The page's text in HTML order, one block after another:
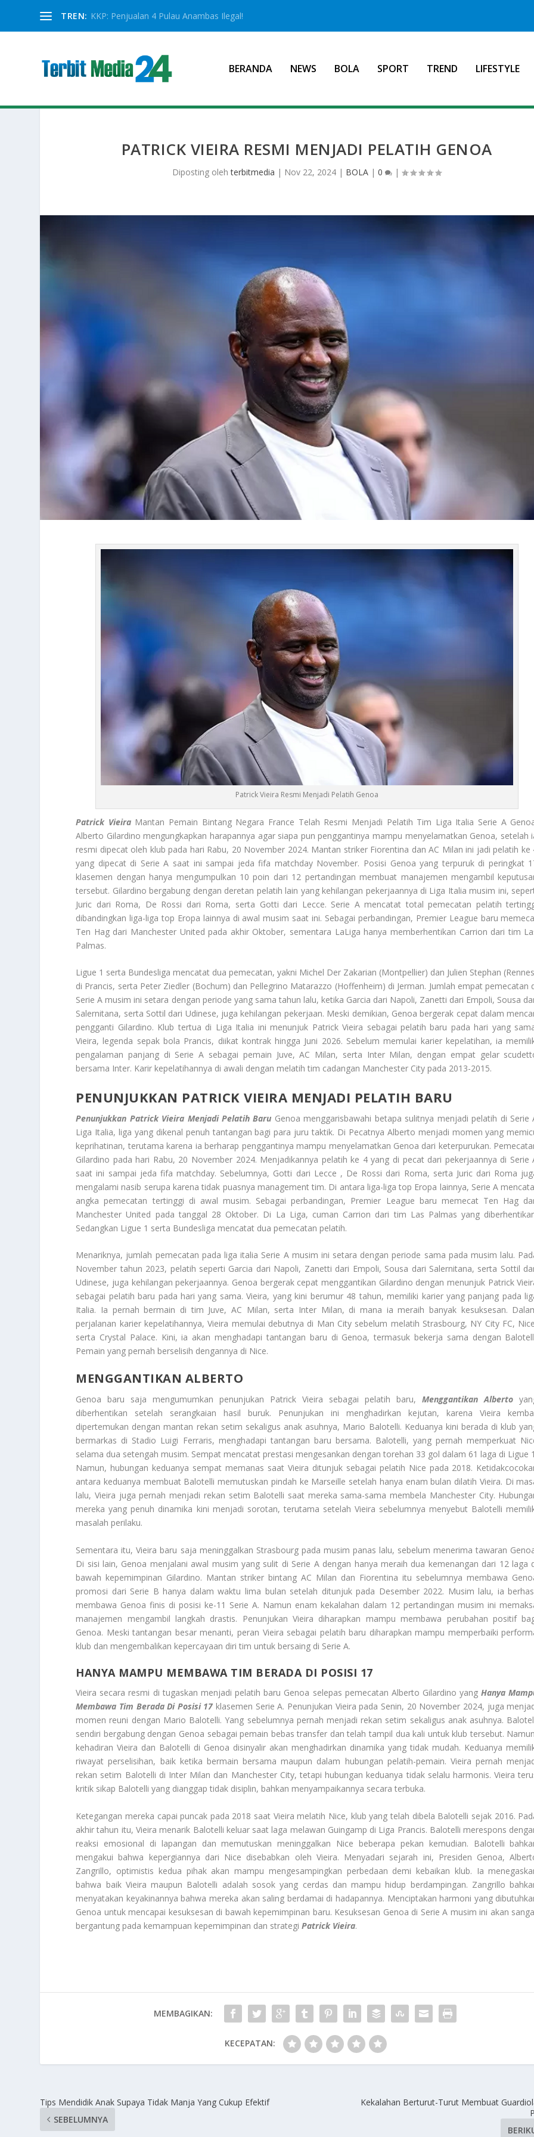
TREN: KKP: Penjualan 4 Pulau Anambas Ilegal!
BERANDA NEWS BOLA SPORT TREND LIFESTYLE
PATRICK VIEIRA RESMI MENJADI PELATIH GENOA
Diposting olehterbitmedia | Nov 22, 2024 | BOLA |0 |
Patrick Vieira Resmi Menjadi Pelatih Genoa
Patrick Vieira Mantan Pemain Bintang Negara France Telah Resmi Menjadi Pelatih Tim Liga Italia Serie A
Alberto Gilardino mengungkapkan harapannya agar siapa pun penggantinya mampu menyelamatkan Genoa, setelah
resmi dipecat oleh klub pada hari Rabu, 20 November 2024. Mantan striker Fiorentina dan AC Milan ini jadi pelatih ke
yang dipecat di Serie A saat ini sampai jeda fifa matchday November. Posisi Genoa yang terpuruk di peringkat
klasemen dengan hanya mengumpulkan 10 poin dari 12 pertandingan membuat manajemen mengambil
tersebut. Gilardino bergabung dengan deretan pelatih lain yang kehilangan pekerjaannya di Liga Italia musim ini,
Juric dari Roma, De Rossi dari Roma, serta Gotti dari Lecce. Serie A mencatat total pemecatan pelatih
dibandingkan liga-liga top Eropa lainnya di awal musim saat ini. Sebagai perbandingan, Premier League baru
Ten Hag dari Manchester United pada akhir Oktober, sementara LaLiga hanya memberhentikan Carrion dari tim
Palmas.
Ligue 1 serta Bundesliga mencatat dua pemecatan, yakni Michel Der Zakarian (Montpellier) dan Julien Stephan
di Prancis, serta Peter Ziedler (Bochum) dan Pellegrino Matarazzo (Hoffenheim) di Jerman. Jumlah empat pemecatan
Serie A musim ini setara dengan periode yang sama tahun lalu, ketika Garcia dari Napoli, Zanetti dari Empoli, Sousa
Salernitana, serta Sottil dari Udinese, juga kehilangan pekerjaan. Meski demikian, Genoa bergerak cepat dalam
pengganti Gilardino. Klub tertua di Liga Italia ini menunjuk Patrick Vieira sebagai pelatih baru pada hari yang
Vieira, legenda sepak bola Prancis, diikat kontrak hingga Juni 2026. Sebelum memulai karier kepelatihan, ia
pengalaman panjang di Serie A sebagai pemain Juve, AC Milan, serta Inter Milan, dengan empat gelar
bersama Inter. Karir kepelatihannya di awali dengan melatih tim cadangan Manchester City pada 2013-2015.
PENUNJUKKAN PATRICK VIEIRA MENJADI PELATIH BARU
Penunjukkan Patrick Vieira Menjadi Pelatih Baru Genoa menggarisbawahi betapa sulitnya menjadi pelatih di Serie
Liga Italia, liga yang dikenal penuh tantangan bagi para juru taktik. Di Pecatnya Alberto menjadi momen yang
keprihatinan, terutama karena ia berharap penggantinya mampu menyelamatkan Genoa dari keterpurukan.
Gilardino pada hari Rabu, 20 November 2024. Menjadikannya pelatih ke 4 yang di pecat dari pekerjaannya di Serie
saat ini sampai jeda fifa matchday. Sebelumnya, Gotti dari Lecce , De Rossi dari Roma, serta Juric dari Roma
mengalami nasib serupa karena tidak puasnya management tim. Di antara liga-liga top Eropa lainnya, Serie A
angka pemecatan tertinggi di awal musim. Sebagai perbandingan, Premier League baru memecat Ten Hag
Manchester United pada tanggal 28 Oktober. Di La Liga, cuman Carrion dari tim Las Palmas yang
Sedangkan Ligue 1 serta Bundesliga mencatat dua pemecatan pelatih.
Menariknya, jumlah pemecatan pada liga italia Serie A musim ini setara dengan periode sama pada musim lalu.
November tahun 2023, pelatih seperti Garcia dari Napoli, Zanetti dari Empoli, Sousa dari Salernitana, serta Sottil
Udinese, juga kehilangan pekerjaannya. Genoa bergerak cepat menggantikan Gilardino dengan menunjuk Patrick
sebagai pelatih baru pada hari yang sama. Vieira, yang kini berumur 48 tahun, memiliki karier yang panjang pada
Italia. Ia pernah bermain di tim Juve, AC Milan, serta Inter Milan, di mana ia meraih banyak kesuksesan.
perjalanan karier kepelatihannya, Vieira memulai debutnya di Man City sebelum melatih Strasbourg, NY City FC,
serta Crystal Palace. Kini, ia akan menghadapi tantangan baru di Genoa, termasuk bekerja sama dengan
Pemain yang pernah berselisih dengannya di Nice.
MENGGANTIKAN ALBERTO
Genoa baru saja mengumumkan penunjukan Patrick Vieira sebagai pelatih baru,Menggantikan Alberto
diberhentikan setelah serangkaian hasil buruk. Penunjukan ini menghadirkan kejutan, karena Vieira
dipertemukan dengan mantan rekan setim sekaligus anak asuhnya, Mario Balotelli. Keduanya kini berada di klub
bermarkas di Stadio Luigi Ferraris, menghadapi tantangan baru bersama. Balotelli, yang pernah memperkuat
selama dua setengah musim. Sempat mencatat prestasi mengesankan dengan torehan 33 gol dalam 61 laga di Ligue
Namun, hubungan keduanya sempat memanas saat Vieira ditunjuk sebagai pelatih Nice pada 2018.
antara keduanya membuat Balotelli memutuskan pindah ke Marseille setelah hanya enam bulan dilatih Vieira. Di
lalu, Vieira juga pernah menjadi rekan setim Balotelli saat mereka sama-sama membela Manchester City.
mereka yang penuh dinamika kini menjadi sorotan, terutama setelah Vieira sebelumnya menyebut Balotelli
masalah perilaku.
Sementara itu, Vieira baru saja meninggalkan Strasbourg pada musim panas lalu, sebelum menerima tawaran
Di sisi lain, Genoa menjalani awal musim yang sulit di Serie A dengan hanya meraih dua kemenangan dari 12 laga
bawah kepemimpinan Gilardino. Mantan striker bintang AC Milan dan Fiorentina itu sebelumnya membawa
promosi dari Serie B hanya dalam waktu lima bulan setelah ditunjuk pada Desember 2022. Musim lalu, ia
membawa Genoa finis di posisi ke-11 Serie A. Namun enam kekalahan dalam 12 pertandingan musim ini
manajemen mengambil langkah drastis. Penunjukan Vieira diharapkan mampu membawa perubahan positif
Genoa. Meski tantangan besar menanti, peran Vieira sebagai pelatih baru diharapkan mampu memperbaiki
klub dan mengembalikan kepercayaan diri tim untuk bersaing di Serie A.
HANYA MAMPU MEMBAWA TIM BERADA DI POSISI 17
Vieira secara resmi di tugaskan menjadi pelatih baru Genoa selepas pemecatan Alberto Gilardino yangHanya
Membawa Tim Berada Di Posisi 17klasemen Serie A. Penunjukan Vieira pada Senin, 20 November 2024, juga
momen reuni dengan Mario Balotelli. Yang sebelumnya pernah menjadi rekan setim sekaligus anak asuhnya.
sendiri bergabung dengan Genoa sebagai pemain bebas transfer dan telah tampil dua kali untuk klub tersebut.
kehadiran Vieira dan Balotelli di Genoa disinyalir akan menghadirkan dinamika yang tidak mudah. Keduanya
riwayat perselisihan, baik ketika bermain bersama maupun dalam hubungan pelatih-pemain. Vieira pernah
rekan setim Balotelli di Inter Milan dan Manchester City, tetapi hubungan keduanya tidak selalu harmonis. Vieira
kritik sikap Balotelli yang dianggap tidak disiplin, bahkan menyampaikannya secara terbuka.
Ketegangan mereka capai puncak pada 2018 saat Vieira melatih Nice, klub yang telah dibela Balotelli sejak 2016.
akhir tahun itu, Vieira menarik Balotelli keluar saat laga melawan Guingamp di Liga Prancis. Balotelli merespons
reaksi emosional di lapangan dan memutuskan meninggalkan Nice beberapa pekan kemudian. Balotelli
mengakui bahwa kepergiannya dari Nice disebabkan oleh Vieira. Menyadari sejarah ini, Presiden Genoa,
Zangrillo, optimistis kedua pihak akan mampu mengesampingkan perbedaan demi kebaikan klub. Ia
bahwa baik Vieira maupun Balotelli adalah sosok yang cerdas dan mampu hidup berdampingan. Zangrillo
menyatakan keyakinannya bahwa mereka akan saling berdamai di hadapannya. Menciptakan harmoni yang
Genoa untuk mencapai kesuksesan di bawah kepemimpinan baru. Kesuksesan Genoa di Serie A musim ini akan
bergantung pada kemampuan kepemimpinan dan strategiPatrick Vieira.
MEMBAGIKAN:
KECEPATAN:
Tips Mendidik Anak Supaya Tidak Manja Yang Cukup Efektif
SEBELUMNYA
Kekalahan Berturut-Turut Membuat